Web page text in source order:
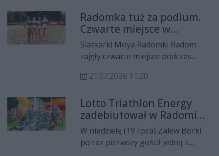
Radom, co jest efektem
rozszerzenia współpracy z firmą
Zbyszko Company.
Radomka tuż za podium.
Czwarte miejsce w
Klubowych Mistrzostwach
Polski
Siatkarki Moya Radomki Radom
zajęły czwarte miejsce podczas
Mistrzostw Polski w Siatkówce
Wrześni, a o medale rywalizowało
dziewięć kobiecych i cztery męskie
zespoły z całego kraju.
21.07.2026 11:20
Lotto Triathlon Energy
zadebiutował w Radomiu.
Zawodnicy rywalizowali
nad Zalewem Borki
W niedzielę (19 lipca) Zalew Borki
po raz pierwszy gościł jedną z